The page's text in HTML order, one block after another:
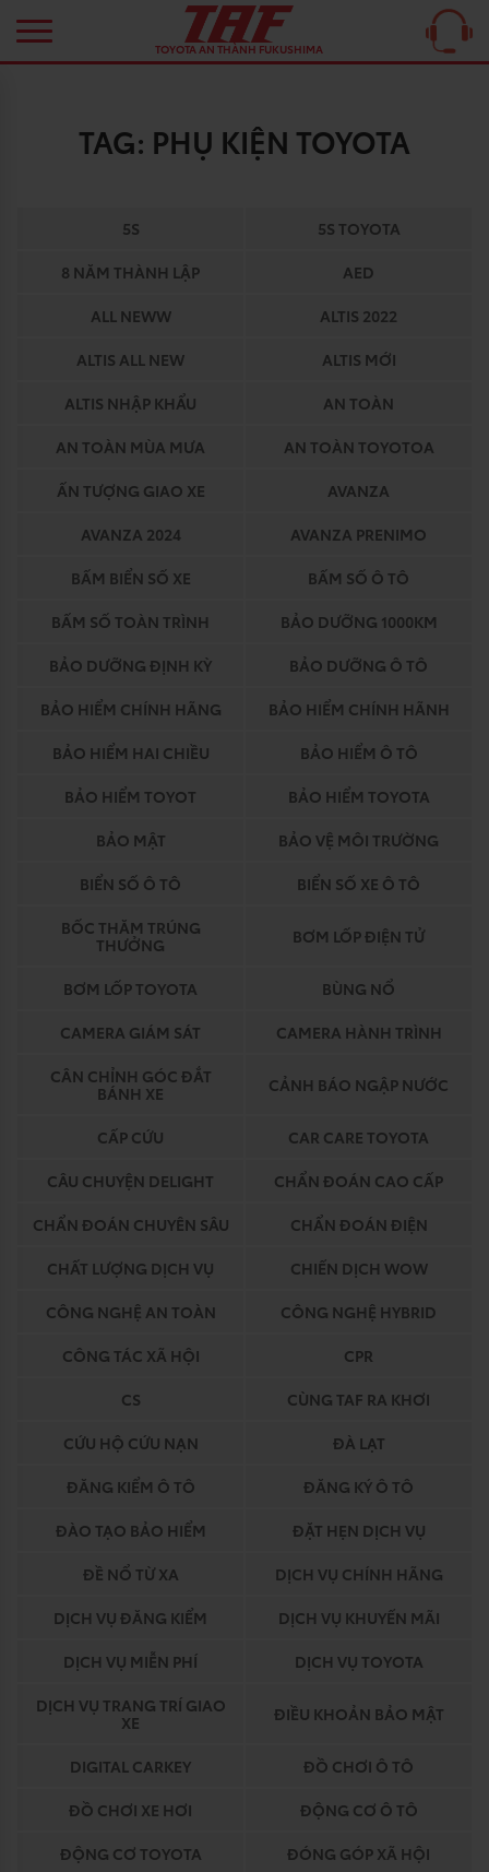
TOYOTA AN THÀNH FUKUSHIMA
TAG: PHỤ KIỆN TOYOTA
5S
5S TOYOTA
8 NĂM THÀNH LẬP
AED
ALL NEWW
ALTIS 2022
ALTIS ALL NEW
ALTIS MỚI
ALTIS NHẬP KHẨU
AN TOÀN
AN TOÀN MÙA MƯA
AN TOÀN TOYOTOA
ẤN TƯỢNG GIAO XE
AVANZA
AVANZA 2024
AVANZA PRENIMO
BẤM BIỂN SỐ XE
BẤM SỐ Ô TÔ
BẤM SỐ TOÀN TRÌNH
BẢO DƯỠNG 1000KM
BẢO DƯỠNG ĐỊNH KỲ
BẢO DƯỠNG Ô TÔ
BẢO HIỂM CHÍNH HÃNG
BẢO HIỂM CHÍNH HÃNH
BẢO HIỂM HAI CHIỀU
BẢO HIỂM Ô TÔ
BẢO HIỂM TOYOT
BẢO HIỂM TOYOTA
BẢO MẬT
BẢO VỆ MÔI TRƯỜNG
BIỂN SỐ Ô TÔ
BIỂN SỐ XE Ô TÔ
BỐC THĂM TRÚNG
THƯỞNG
BƠM LỐP ĐIỆN TỬ
BƠM LỐP TOYOTA
BÙNG NỔ
CAMERA GIÁM SÁT
CAMERA HÀNH TRÌNH
CÂN CHỈNH GÓC ĐẮT
BÁNH XE
CẢNH BÁO NGẬP NƯỚC
CẤP CỨU
CAR CARE TOYOTA
CÂU CHUYỆN DELIGHT
CHẨN ĐOÁN CAO CẤP
CHẨN ĐOÁN CHUYÊN SÂU
CHẨN ĐOÁN ĐIỆN
CHẤT LƯỢNG DỊCH VỤ
CHIẾN DỊCH WOW
CÔNG NGHỆ AN TOÀN
CÔNG NGHỆ HYBRID
CÔNG TÁC XÃ HỘI
CPR
CS
CÙNG TAF RA KHƠI
CỨU HỘ CỨU NẠN
ĐÀ LẠT
ĐĂNG KIỂM Ô TÔ
ĐĂNG KÝ Ô TÔ
ĐÀO TẠO BẢO HIỂM
ĐẶT HẸN DỊCH VỤ
ĐỀ NỔ TỪ XA
DỊCH VỤ CHÍNH HÃNG
DỊCH VỤ ĐĂNG KIỂM
DỊCH VỤ KHUYẾN MÃI
DỊCH VỤ MIỄN PHÍ
DỊCH VỤ TOYOTA
DỊCH VỤ TRANG TRÍ GIAO
XE
ĐIỀU KHOẢN BẢO MẬT
DIGITAL CARKEY
ĐỒ CHƠI Ô TÔ
ĐỒ CHƠI XE HƠI
ĐỘNG CƠ Ô TÔ
ĐỘNG CƠ TOYOTA
ĐÓNG GÓP XÃ HỘI